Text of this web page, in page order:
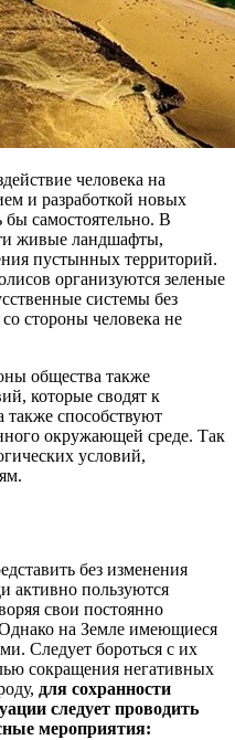
человека на
и разработкой новых
бы самостоятельно. В
живые ландшафты,
пустынных территорий.
организуются зеленые
системы без
стороны человека не
общества также
которые сводят к
способствуют
окружающей среде. Так
условий,
без изменения
активно пользуются
свои постоянно
на Земле имеющиеся
Следует бороться с их
сокращения негативных
для сохранности
следует проводить
мероприятия: